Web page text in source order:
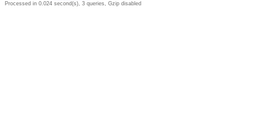
Processed in 0.024 second(s), 3 queries, Gzip disabled